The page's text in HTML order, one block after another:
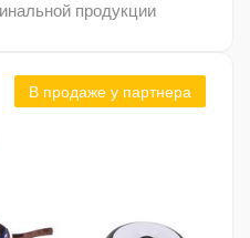
В продаже у партнера
продукции